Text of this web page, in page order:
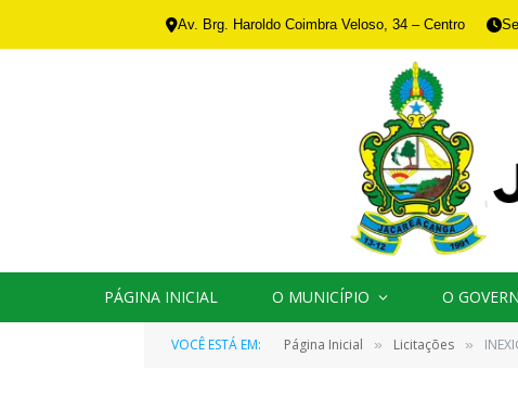
Av. Brg. Haroldo Coimbra Veloso, 34 – Centro
PÁGINA INICIAL O MUNICÍPIO O
VOCÊ ESTÁ EM: Página Inicial » Licitações »